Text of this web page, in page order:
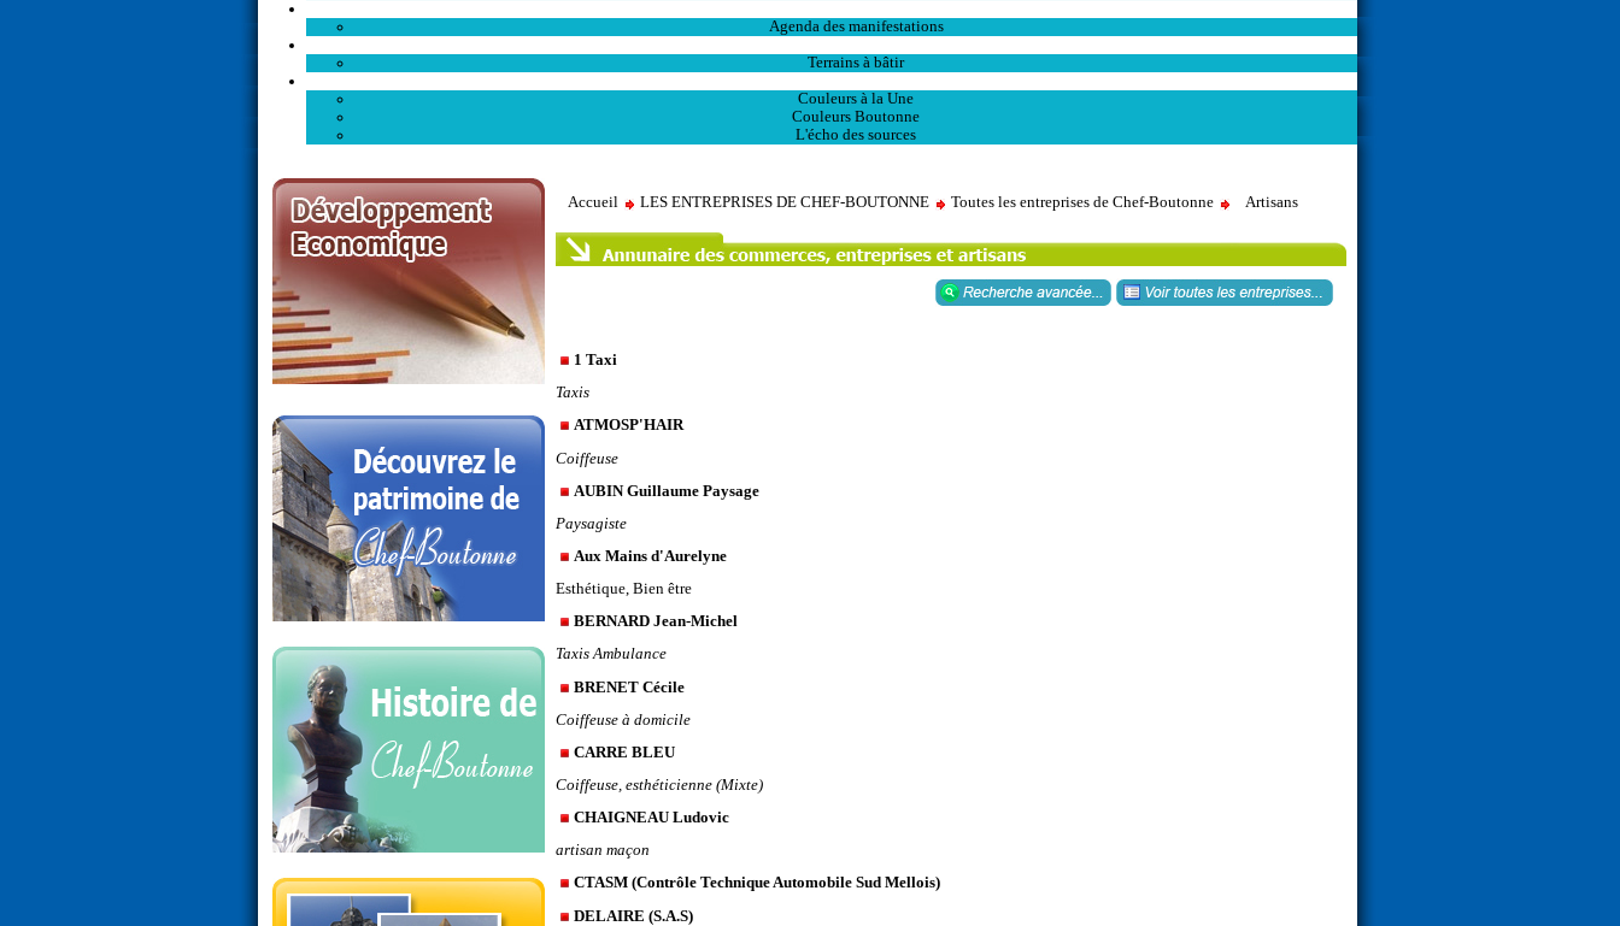
Agenda des manifestations
Terrains à bâtir
Couleurs à la Une
Couleurs Boutonne
L'écho des sources
Accueil LES ENTREPRISES DE CHEF-BOUTONNE Toutes les entreprises de Chef-Boutonne Artisans
1 Taxi
Taxis
ATMOSP'HAIR
Coiffeuse
AUBIN Guillaume Paysage
Paysagiste
Aux Mains d'Aurelyne
Esthétique, Bien être
BERNARD Jean-Michel
Taxis Ambulance
BRENET Cécile
Coiffeuse à domicile
CARRE BLEU
Coiffeuse, esthéticienne (Mixte)
CHAIGNEAU Ludovic
artisan maçon
CTASM (Contrôle Technique Automobile Sud Mellois)
DELAIRE (S.A.S)